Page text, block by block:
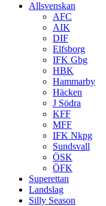
Allsvenskan
AFC
AIK
DIF
Elfsborg
IFK Gbg
HBK
Hammarby
Häcken
J Södra
KFF
MFF
IFK Nkpg
Sundsvall
ÖSK
ÖFK
Superettan
Landslag
Silly Season